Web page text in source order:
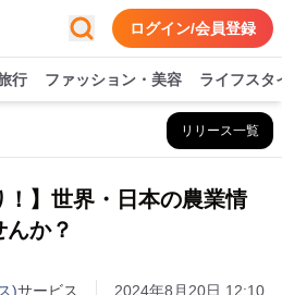
ログイン/会員登録
行 ファッション・美容 ライフスタ
リリース一覧
！】世界・日本の農業情
か？
)サービス 2024年8月20日 12:10